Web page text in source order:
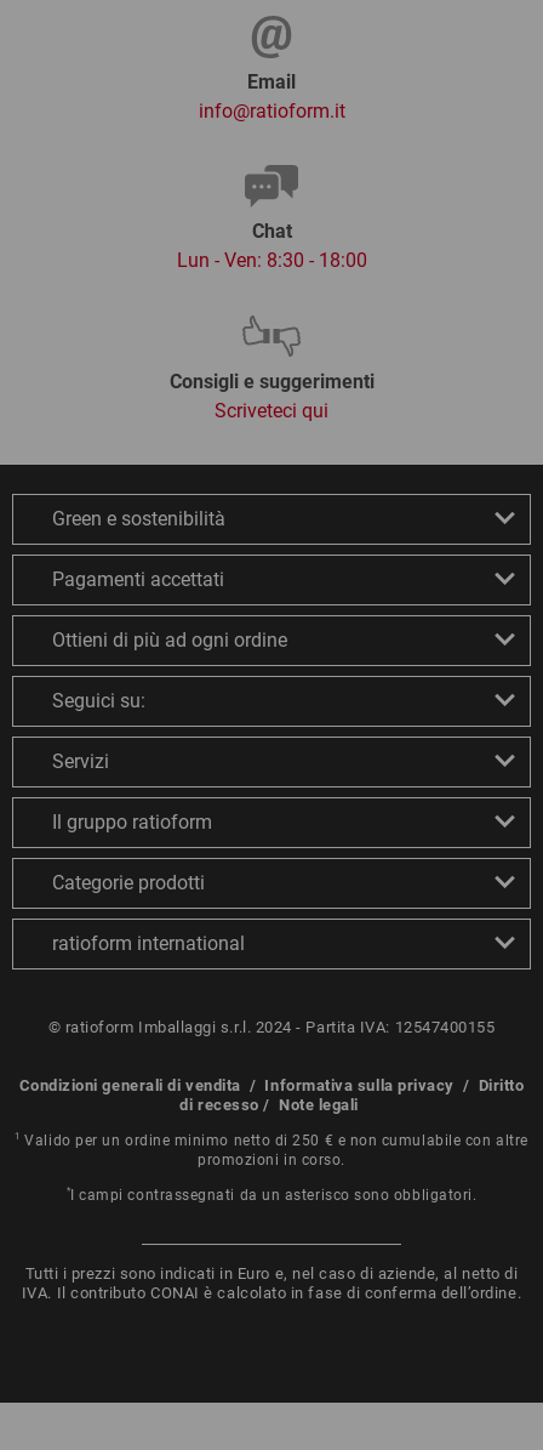
Email
info@ratioform.it
Chat
Lun - Ven: 8:30 - 18:00
Consigli e suggerimenti
Scriveteci qui
Green e sostenibilità
Pagamenti accettati
Ottieni di più ad ogni ordine
Seguici su:
Servizi
Il gruppo ratioform
Categorie prodotti
ratioform international
© ratioform Imballaggi s.r.l. 2024 - Partita IVA: 12547400155
Condizioni generali di vendita / Informativa sulla privacy / Diritto
di recesso / Note legali
1Valido per un ordine minimo netto di 250 € e non cumulabile con altre
promozioni in corso.
*I campi contrassegnati da un asterisco sono obbligatori.
Tutti i prezzi sono indicati in Euro e, nel caso di aziende, al netto di
IVA. Il contributo CONAI è calcolato in fase di conferma dell’ordine.